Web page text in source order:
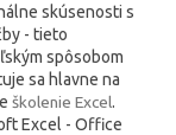
skúsenosti s
- tieto
spôsobom
sa hlavne na
školenie Excel.
Excel - Office